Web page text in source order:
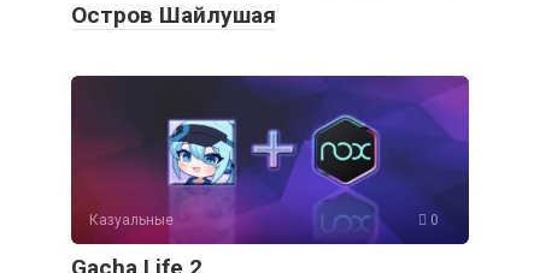
Остров Шайлушая
Казуальные 0